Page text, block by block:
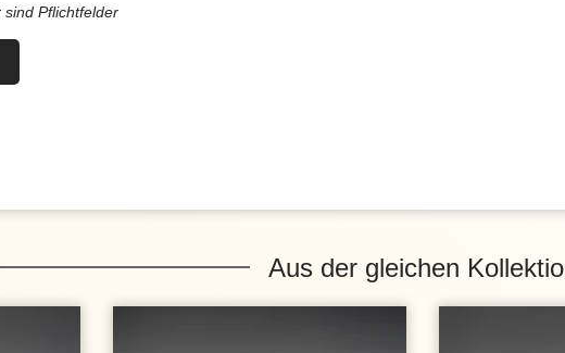
Pflichtfelder
Aus der gleichen